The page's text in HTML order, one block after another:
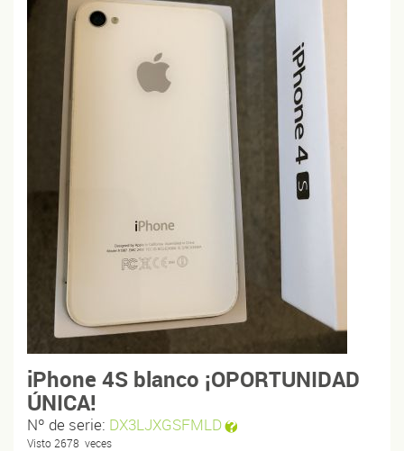
iPhone 4S blanco ¡OPORTUNIDAD
ÚNICA!
Nº de serie: DX3LJXGSFMLD
Visto 2678 veces